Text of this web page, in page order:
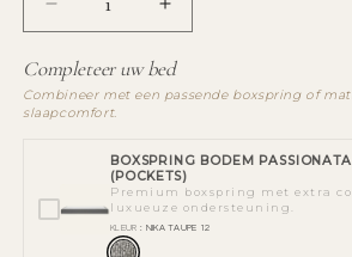
Aantal
verlagen
voor
The
Loft
hoofdbord
Aantal
verhogen
voor
The
met
hoofdbord
Completeer uw bed
Combineer met een passende boxspring of
slaapcomfort.
BOXSPRING BODEM PASSIONATA
(POCKETS)
Premium boxspring met extra
luxueuze ondersteuning.
KLEUR : NIKA TAUPE 12